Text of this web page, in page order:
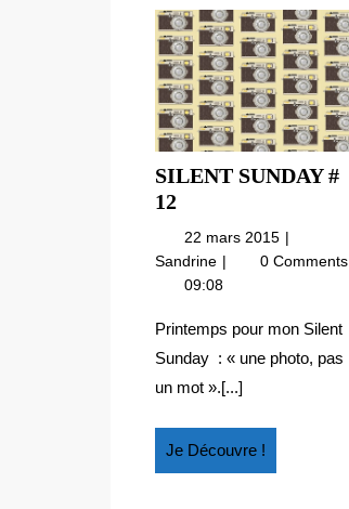
SILENT SUNDAY #
12
SUNDAY
12
22 mars 2015 22
mars
Sandrine Silent
Sunday
12
0 Comments
09:08
Printemps pour mon Silent
Sunday : « une photo, pas
un mot ».[...]
Je Découvre !
Découvre